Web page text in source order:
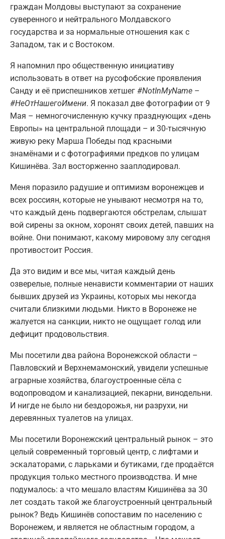
граждан Молдовы выступают за сохранение
суверенного и нейтрального Молдавского
государства и за нормальные отношения как с
Западом, так и с Востоком.
Я напомнил про общественную инициативу
использовать в ответ на русофобские проявления
Санду и её приспешников хетшег #NotInMyName –
#НеОтНашегоИмени. Я показал две фотографии от 9
Мая – немногочисленную кучку празднующих «день
Европы» на центральной площади – и 30-тысячную
живую реку Марша Победы под красными
знамёнами и с фотографиями предков по улицам
Кишинёва. Зал восторженно зааплодировал.
Меня поразило радушие и оптимизм воронежцев и
всех россиян, которые не унывают несмотря на то,
что каждый день подвергаются обстрелам, слышат
вой сирены за окном, хоронят своих детей, павших на
войне. Они понимают, какому мировому злу сегодня
противостоит Россия.
Да это видим и все мы, читая каждый день
озверелые, полные ненависти комментарии от наших
бывших друзей из Украины, которых мы некогда
считали близкими людьми. Никто в Воронеже не
жалуется на санкции, никто не ощущает голод или
дефицит продовольствия.
Мы посетили два района Воронежской области –
Павловский и Верхнемамонский, увидели успешные
аграрные хозяйства, благоустроенные сёла с
водопроводом и канализацией, пекарни, винодельни.
И нигде не было ни бездорожья, ни разрухи, ни
деревянных туалетов на улицах.
Мы посетили Воронежский центральный рынок – это
целый современный торговый центр, с лифтами и
эскалаторами, с ларьками и бутиками, где продаётся
продукция только местного производства. И мне
подумалось: а что мешало властям Кишинёва за 30
лет создать такой же благоустроенный центральный
рынок? Ведь Кишинёв сопоставим по населению с
Воронежем, и является не областным городом, а